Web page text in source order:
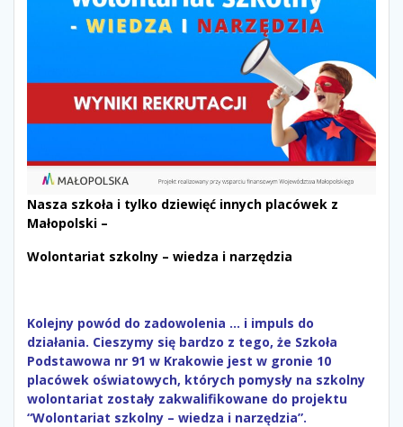
Nasza szkoła i tylko dziewięć innych placówek z
Małopolski –
Wolontariat szkolny – wiedza i narzędzia
Kolejny powód do zadowolenia … i impuls do
działania. Cieszymy się bardzo z tego, że Szkoła
Podstawowa nr 91 w Krakowie jest w gronie 10
placówek oświatowych, których pomysły na szkolny
wolontariat zostały zakwalifikowane do projektu
“Wolontariat szkolny – wiedza i narzędzia”.